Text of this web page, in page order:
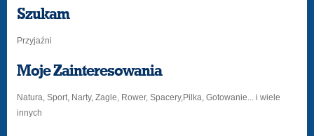
Szukam
Przyjaźni
Moje Zainteresowania
Natura, Sport, Narty, Zagle, Rower, Spacery,Pilka, Gotowanie... i wiele
innych